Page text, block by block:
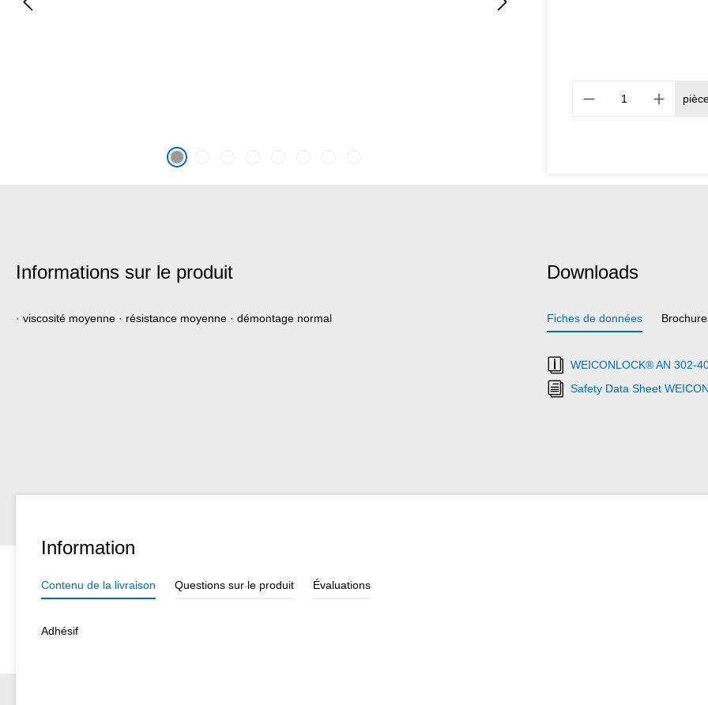
Informations sur le produit
· viscosité moyenne · résistance moyenne · démontage normal
Downloads
Fiches de données
WEICONLOCK® AN 302-
Safety Data Sheet
Information
Contenu de la livraison Questions sur le produit Évaluations
Adhésif